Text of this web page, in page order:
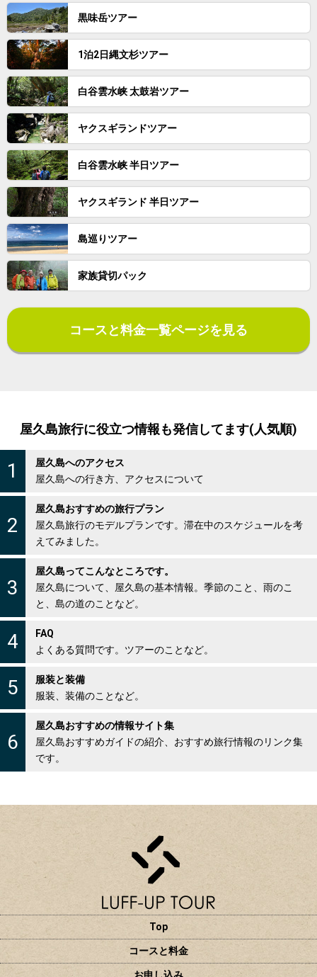
黒味岳ツアー
1泊2日縄文杉ツアー
白谷雲水峡 太鼓岩ツアー
ヤクスギランドツアー
白谷雲水峡 半日ツアー
ヤクスギランド 半日ツアー
島巡りツアー
家族貸切パック
コースと料金一覧ページを見る
屋久島旅行に役立つ情報も発信してます(人気順)
1
屋久島へのアクセス
屋久島への行き方、アクセスについて
2
屋久島おすすめの旅行プラン
屋久島旅行のモデルプランです。滞在中のスケジュールを考
えてみました。
3
屋久島ってこんなところです。
屋久島について、屋久島の基本情報。季節のこと、雨のこ
と、島の道のことなど。
4
FAQ
よくある質問です。ツアーのことなど。
5
服装と装備
服装、装備のことなど。
6
屋久島おすすめの情報サイト集
屋久島おすすめガイドの紹介、おすすめ旅行情報のリンク集
です。
Top
コースと料金